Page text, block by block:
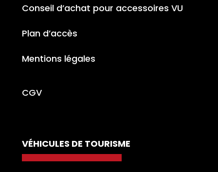
Conseil d’achat pour accessoires VU
Plan d’accès
Mentions légales
CGV
VÉHICULES DE TOURISME